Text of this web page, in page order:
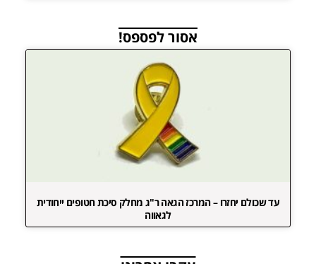
אסור לפספס!
עד שכולם יחזרו – המרכז הגאה ר"ג מחלק סיכת חטופים ייחודית
לגאווה